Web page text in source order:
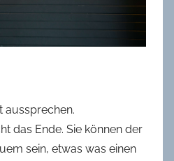
aussprechen.
das Ende. Sie können der
sein, etwas was einen